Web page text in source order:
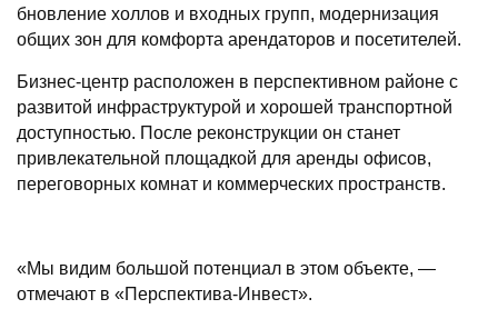
бновление холлов и входных групп, модернизация
общих зон для комфорта арендаторов и посетителей.
Бизнес-центр расположен в перспективном районе с
развитой инфраструктурой и хорошей транспортной
доступностью. После реконструкции он станет
привлекательной площадкой для аренды офисов,
переговорных комнат и коммерческих пространств.
«Мы видим большой потенциал в этом объекте, —
отмечают в «Перспектива-Инвест».